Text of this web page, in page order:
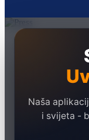
Naša
i svijeta -
Ekonomija